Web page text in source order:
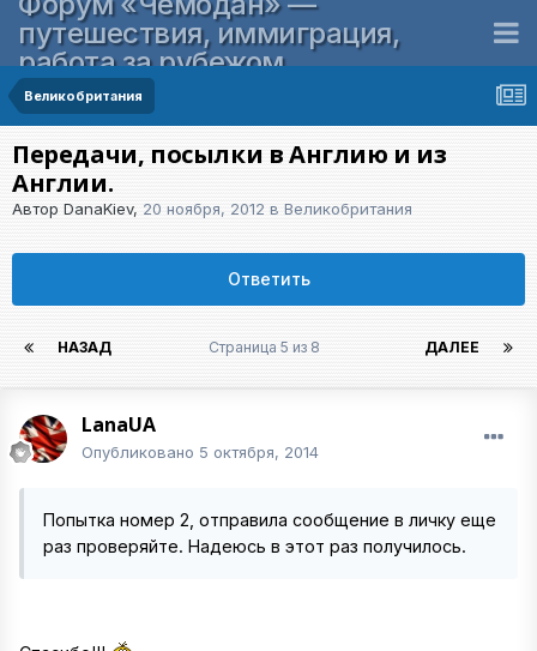
путешествия, иммиграция,
работа за рубежом
Великобритания
Передачи, посылки в Англию и из
Англии.
Автор DanaKiev, 20 ноября, 2012 в Великобритания
Ответить
НАЗАД ДАЛЕЕ
Страница 5 из 8
LanaUA
Опубликовано 5 октября, 2014
Попытка номер 2, отправила сообщение в личку еще
раз проверяйте. Надеюсь в этот раз получилось.